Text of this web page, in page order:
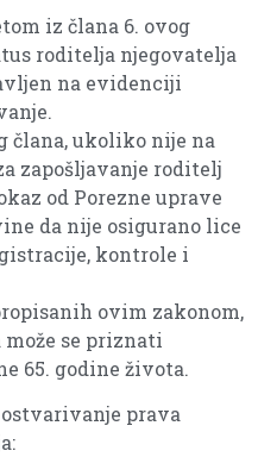
iz člana 6. ovog
roditelja njegovatelja
na evidenciji
člana, ukoliko nije na
zapošljavanje roditelj
od Porezne uprave
da nije osigurano lice
kontrole i
ovim zakonom,
se priznati
65. godine života.
prava